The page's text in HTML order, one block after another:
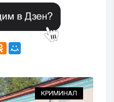
КРИМИНАЛ